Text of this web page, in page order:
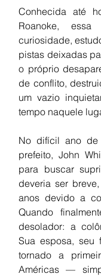
Conhecida até
Roanoke, essa
curiosidade,
pistas deixadas
o próprio
de conflito,
um vazio
tempo naquele
No difícil ano de
prefeito, John
para buscar
deveria ser
anos devido a
Quando
desolador: a
Sua esposa,
tornado a
Américas —